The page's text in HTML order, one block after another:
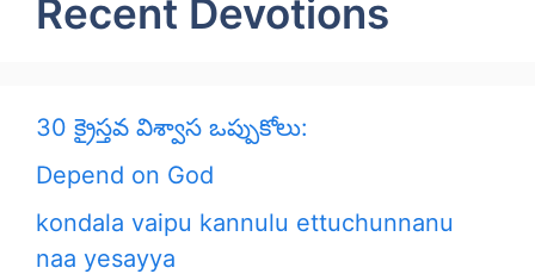
Recent Devotions
30 క్రైస్తవ విశ్వాస ఒప్పుకోలు:
Depend on God
kondala vaipu kannulu ettuchunnanu
naa yesayya